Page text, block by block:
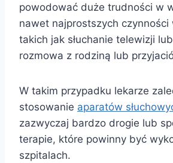
powodować duże trudności w
nawet najprostszych czynności
takich jak słuchanie telewizji
rozmowa z rodziną lub
W takim przypadku lekarze
stosowanie aparatów
zazwyczaj bardzo drogie lub
terapie, które powinny być
szpitalach.